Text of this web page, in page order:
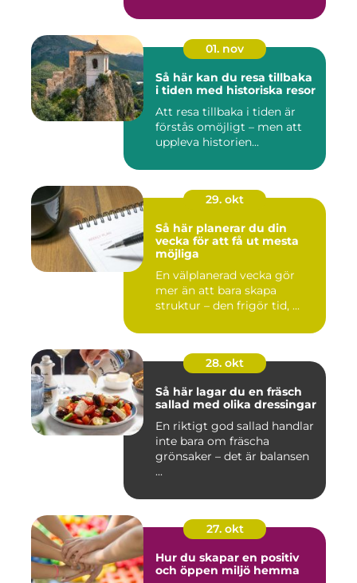
01. nov
Så här kan du resa tillbaka
i tiden med historiska resor
Att resa tillbaka i tiden är
förstås omöjligt – men att
uppleva historien...
29. okt
Så här planerar du din
vecka för att få ut mesta
möjliga
En välplanerad vecka gör
mer än att bara skapa
struktur – den frigör tid, ...
28. okt
Så här lagar du en fräsch
sallad med olika dressingar
En riktigt god sallad handlar
inte bara om fräscha
grönsaker – det är balansen
...
27. okt
Hur du skapar en positiv
och öppen miljö hemma